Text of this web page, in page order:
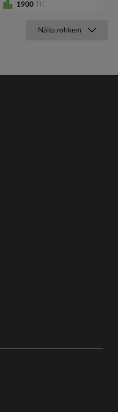
1900 TK
Näita rohkem